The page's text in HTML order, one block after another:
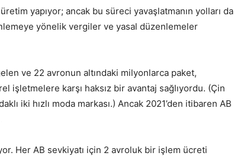
yapıyor; ancak bu süreci yavaşlatmanın yolları da
yönelik vergiler ve yasal düzenlemeler
ve 22 avronun altındaki milyonlarca paket,
işletmelere karşı haksız bir avantaj sağlıyordu. (Çin
iki hızlı moda markası.) Ancak 2021’den itibaren AB
Her AB sevkiyatı için 2 avroluk bir işlem ücreti